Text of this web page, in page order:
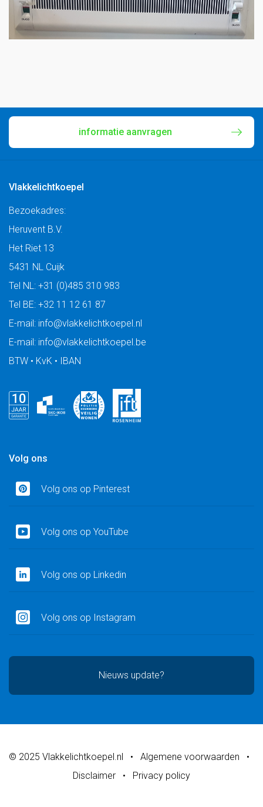
informatie aanvragen
Vlakkelichtkoepel
Bezoekadres:
Heruvent B.V.
Het Riet 13
5431 NL Cuijk
Tel NL: +31 (0)485 310 983
Tel BE: +32 11 12 61 87
E-mail: info@vlakkelichtkoepel.nl
E-mail: info@vlakkelichtkoepel.be
BTW • KvK • IBAN
Volg ons
Volg ons op Pinterest
Volg ons op YouTube
Volg ons op Linkedin
Volg ons op Instagram
Nieuws update?
© 2025 Vlakkelichtkoepel.nl • Algemene voorwaarden
•
Disclaimer
• Privacy policy